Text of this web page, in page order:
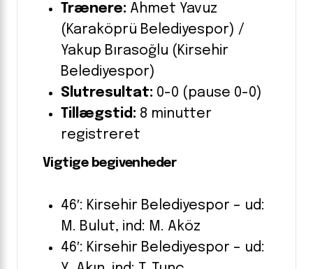
Trænere: Ahmet Yavuz
(Karaköprü Belediyespor) /
Yakup Bırasoğlu (Kirsehir
Belediyespor)
Slutresultat: 0-0 (pause 0-0)
Tillægstid: 8 minutter
registreret
Vigtige begivenheder
46′: Kirsehir Belediyespor – ud:
M. Bulut, ind: M. Aköz
46′: Kirsehir Belediyespor – ud: